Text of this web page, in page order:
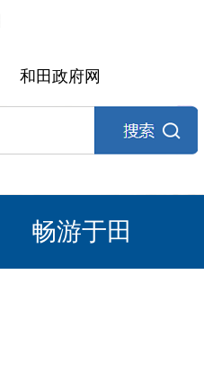
和田政府网
畅游于田